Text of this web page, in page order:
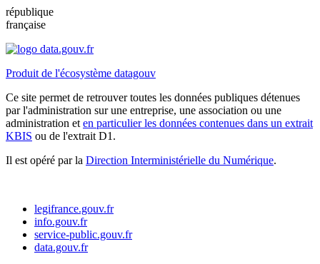
république
française
Produit de l'écosystème datagouv
Ce site permet de retrouver toutes les données publiques détenues
par l'administration sur une entreprise, une association ou une
administration et en particulier les données contenues dans un extrait
KBIS ou de l'extrait D1.
Il est opéré par la Direction Interministérielle du Numérique.
legifrance.gouv.fr
info.gouv.fr
service-public.gouv.fr
data.gouv.fr